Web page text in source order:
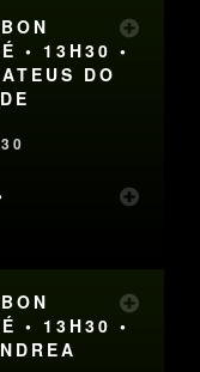
• 13H30 •
DO
• 13H30 •